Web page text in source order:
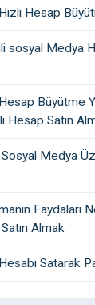
Hesap
sosyal Medya
Büyütme
Hesap Satın
Sosyal Medya
Faydaları
Almak
Satarak